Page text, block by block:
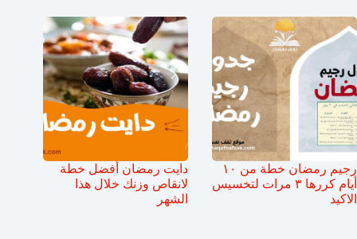
رجيم رمضان خطة من ١٠
أيام كررها ٣ مرات لتخسيس
الاكيد
دايت رمضان أفضل خطة
لانقاص وزنك خلال هذا
الشهر